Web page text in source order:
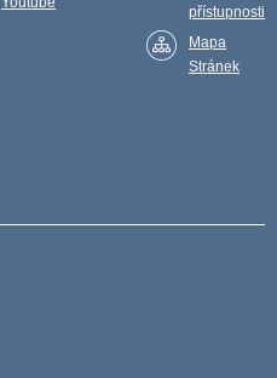
přístupnosti
Mapa
Stránek